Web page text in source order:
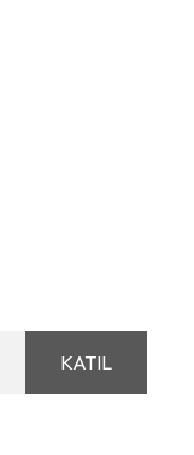
KATIL